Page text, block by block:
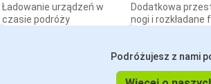
Ładowanie urządzeń w
czasie podróży
Dodatkowa
nogi i rozkładane
Podróżujesz z nami